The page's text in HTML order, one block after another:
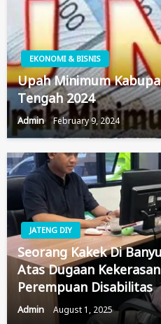
EKONOMI & BISNIS
Upah Minimum
Tengah 2024
Admin February 9, 2024
JATENG DIY
Seorang Kakek Di
Atas Dugaan
Perempuan Disabilitas
Admin August 1, 2025